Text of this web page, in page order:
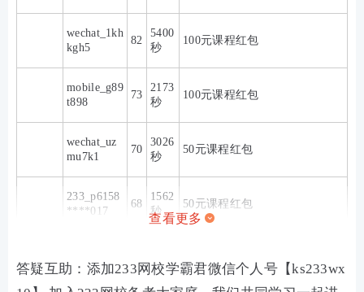
wechat_1kh
kgh5
82
5400
秒
100元课程红包
mobile_g89
t898
73
2173
秒
100元课程红包
wechat_uz
mu7k1
70
3026
秒
50元课程红包
233_p6158
****017
68
1562
秒
50元课程红包
查看更多
答疑互助：添加233网校学霸君微信个人号【ks233wx